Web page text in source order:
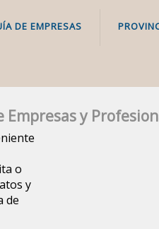
DE EMPRESAS
Empresas y
o
y
de